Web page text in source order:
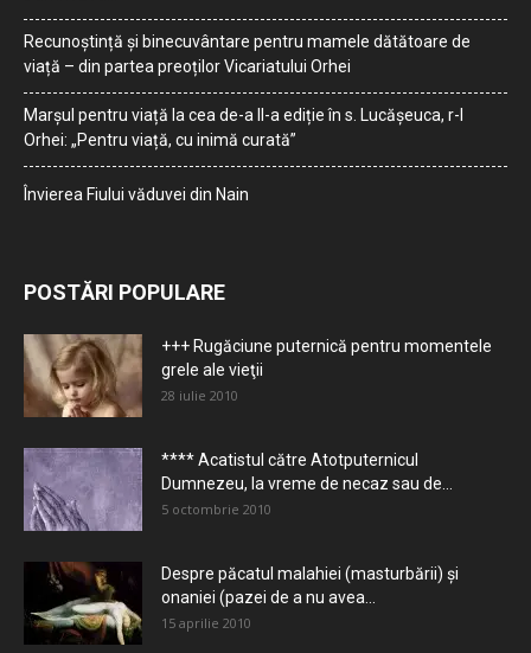
Recunoștință și binecuvântare pentru mamele dătătoare de
viață – din partea preoților Vicariatului Orhei
Marșul pentru viață la cea de-a II-a ediție în s. Lucășeuca, r-l
Orhei: „Pentru viață, cu inimă curată”
Învierea Fiului văduvei din Nain
POSTĂRI POPULARE
+++ Rugăciune puternică pentru momentele
grele ale vieţii
28 iulie 2010
**** Acatistul către Atotputernicul
Dumnezeu, la vreme de necaz sau de...
5 octombrie 2010
Despre păcatul malahiei (masturbării) şi
onaniei (pazei de a nu avea...
15 aprilie 2010